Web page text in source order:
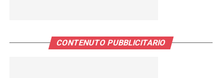
CONTENUTO PUBBLICITARIO